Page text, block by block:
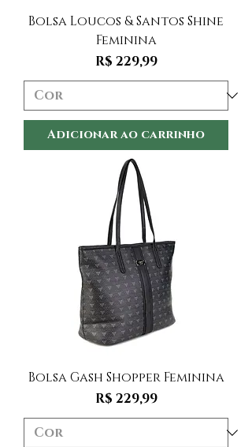
Bolsa Loucos & Santos Shine
Feminina
Preço
R$ 229,99
Adicionar ao carrinho
Bolsa Gash Shopper Feminina
Preço
R$ 229,99